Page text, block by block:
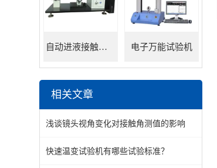
自动进液接触角测量仪 电子万能试验机
相关文章
浅谈镜头视角变化对接触角测值的影响
快速温变试验机有哪些试验标准？